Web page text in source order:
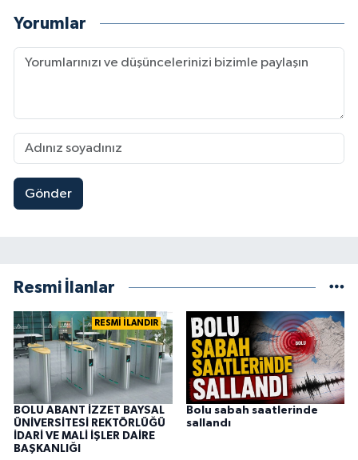
Yorumlar
Gönder
Resmi İlanlar
RESMİ İLANDIR
BOLU ABANT İZZET BAYSAL
ÜNİVERSİTESİ REKTÖRLÜĞÜ
İDARİ VE MALİ İŞLER DAİRE
BAŞKANLIĞI
Bolu sabah saatlerinde
sallandı